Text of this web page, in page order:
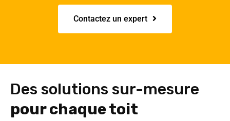
Contactez un expert
Des solutions sur-mesure
pour chaque toit